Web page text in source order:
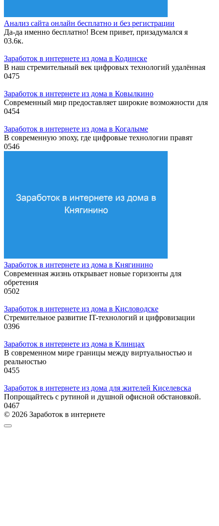
Анализ сайта онлайн бесплатно и без регистрации
Да-да именно бесплатно! Всем привет, призадумался я
03.6к.
Заработок в интернете из дома в Кодинске
В наш стремительный век цифровых технологий удалённая
0475
Заработок в интернете из дома в Ковылкино
Современный мир предоставляет широкие возможности для
0454
Заработок в интернете из дома в Когалыме
В современную эпоху, где цифровые технологии правят
0546
Заработок в интернете из дома в Княгинино
Современная жизнь открывает новые горизонты для
обретения
0502
Заработок в интернете из дома в Кисловодске
Стремительное развитие IT-технологий и цифровизации
0396
Заработок в интернете из дома в Клинцах
В современном мире границы между виртуальностью и
реальностью
0455
Заработок в интернете из дома для жителей Киселевска
Попрощайтесь с рутиной и душной офисной обстановкой.
0467
© 2026 Заработок в интернете